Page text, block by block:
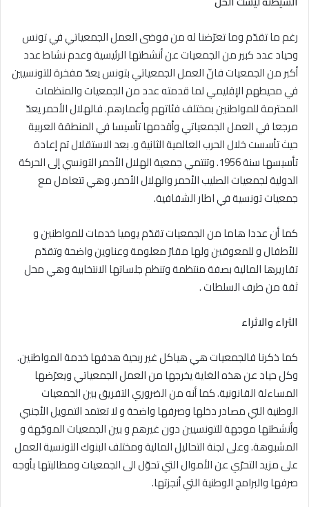
رغم ما تقدّم وما تعرّضنا له من فوضى العمل الجمعياتي في تونس
وحياد عدد كبير من الجمعيات عن أنشطتها الرئيسية وعدم نشاط عدد
أكبر من الجمعيات فانّ العمل الجمعياتي بتونس يعدّ مفخرة للتونسيين
في محيطهم الإقليمي لما قدمته عدد من الجمعيات والمنظمات
المحترمة للمواطنين بمختلف فئاتهم وأعمارهم. فالهلال الأحمر يعدّ
مرجعا في العمل الجمعياتي وأقدمها تأسيسا في المنطقة العربية
حيث تأسست خلال الحرب العالمية الثانية و. بعد الاستقلال تم إعادة
تأسيسها سنة 1956. وتنتمي جمعية الهلال الأحمر التونسي إلى الحركة
الدولية لجمعيات الصليب الأحمر والهلال الأحمر. وهي تتعامل مع
جمعيات تونسية في اطار الشفافية.
كما أن عددا هاما من الجمعيات تقدّم يوميا خدمات للمواطنين و
للأطفال و للمعوقين ولها مقارّ معلومة وعناوين واضحة وتقدّم
تقاريرها المالية بصفة منتظمة وتنظم جلساتها الانتخابية وهي محل
ثقة من طرف السلطات .
الثراء والاثراء
كما ذكرنا فالجمعيات هي هياكل غير ربحية هدفها خدمة المواطنين.
وكل حياد عن هذه الغاية يخرجها من العمل الجمعياتي ويعرّضها
المساءلة القانونية. كما أنه من الضروري التفريق بين الجمعيات
الوطنية التي مصادر دخلها وصرفها واضحة و لا تعتمد التمويل الأجنبي
وأنشطتها موجهة للتونسيين دون غيرهم و بين الجمعيات الموجّهة و
المشبوهة. وعلى لجنة التحاليل المالية ومختلف البنوك التونسية العمل
على مزيد التحرّي عن الأموال التي تحوّل الى الجمعيات ومطالبتها بأوجه
صرفها والبرامج الوطنية التي أنجزتها.